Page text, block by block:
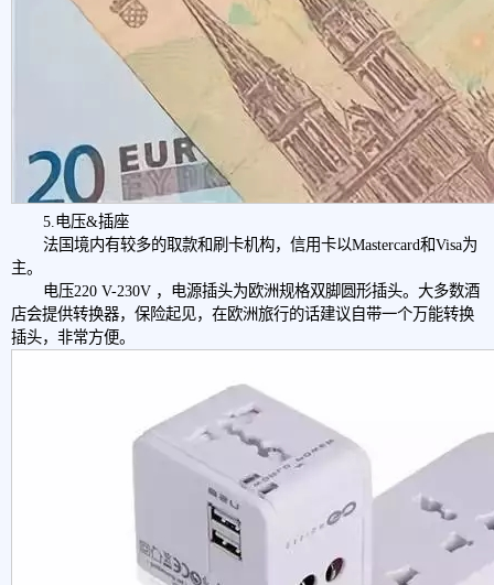
5.电压&插座
法国境内有较多的取款和刷卡机构，信用卡以Mastercard和Visa为
主。
电压220 V-230V ，电源插头为欧洲规格双脚圆形插头。大多数酒
店会提供转换器，保险起见，在欧洲旅行的话建议自带一个万能转换
插头，非常方便。